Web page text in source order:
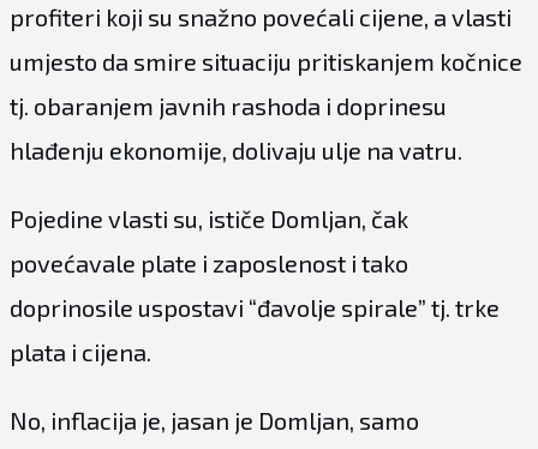
profiteri koji su snažno povećali cijene, a vlasti
umjesto da smire situaciju pritiskanjem kočnice
tj. obaranjem javnih rashoda i doprinesu
hlađenju ekonomije, dolivaju ulje na vatru.
Pojedine vlasti su, ističe Domljan, čak
povećavale plate i zaposlenost i tako
doprinosile uspostavi “đavolje spirale” tj. trke
plata i cijena.
No, inflacija je, jasan je Domljan, samo